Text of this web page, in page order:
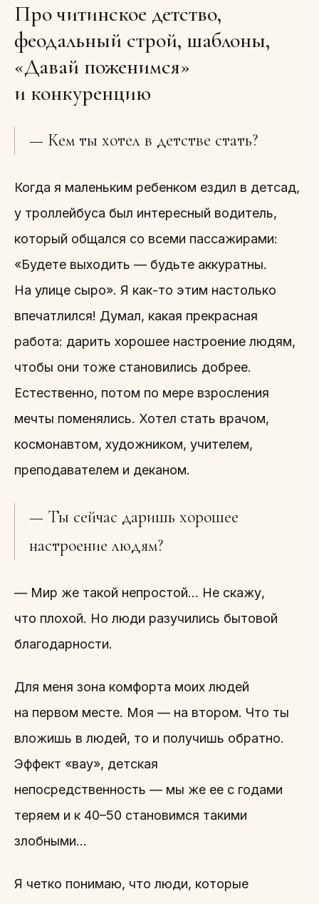
Про читинское детство,
феодальный строй, шаблоны,
«Давай поженимся»
и конкуренцию
— Кем ты хотел в детстве стать?
Когда я маленьким ребенком ездил в детсад,
у троллейбуса был интересный водитель,
который общался со всеми пассажирами:
«Будете выходить — будьте аккуратны.
На улице сыро». Я как-то этим настолько
впечатлился! Думал, какая прекрасная
работа: дарить хорошее настроение людям,
чтобы они тоже становились добрее.
Естественно, потом по мере взросления
мечты поменялись. Хотел стать врачом,
космонавтом, художником, учителем,
преподавателем и деканом.
— Ты сейчас даришь хорошее
настроение людям?
— Мир же такой непростой… Не скажу,
что плохой. Но люди разучились бытовой
благодарности.
Для меня зона комфорта моих людей
на первом месте. Моя — на втором. Что ты
вложишь в людей, то и получишь обратно.
Эффект «вау», детская
непосредственность — мы же ее с годами
теряем и к 40–50 становимся такими
злобными…
Я четко понимаю, что люди, которые